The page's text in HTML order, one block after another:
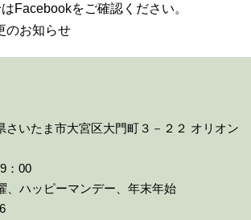
Facebookをご確認ください。
のお知らせ
いたま市大宮区大門町３－２２ オリオン
：00
、ハッピーマンデー、年末年始